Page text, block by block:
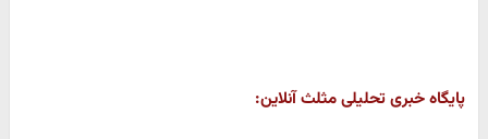
پایگاه خبری تحلیلی مثلث آنلاین: